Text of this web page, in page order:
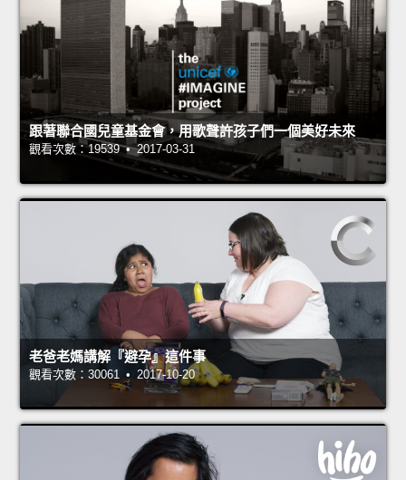
跟著聯合國兒童基金會，用歌聲許孩子們一個美好未來
觀看次數：19539 • 2017-03-31
老爸老媽講解『避孕』這件事
觀看次數：30061 • 2017-10-20